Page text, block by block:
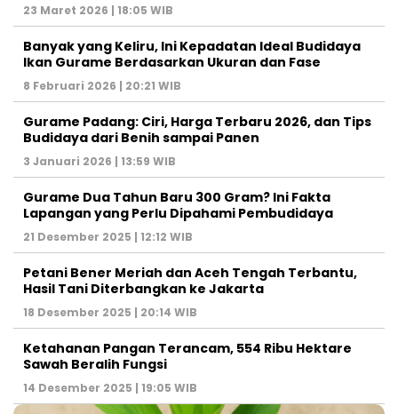
23 Maret 2026 | 18:05 WIB
Banyak yang Keliru, Ini Kepadatan Ideal Budidaya
Ikan Gurame Berdasarkan Ukuran dan Fase
8 Februari 2026 | 20:21 WIB
Gurame Padang: Ciri, Harga Terbaru 2026, dan Tips
Budidaya dari Benih sampai Panen
3 Januari 2026 | 13:59 WIB
Gurame Dua Tahun Baru 300 Gram? Ini Fakta
Lapangan yang Perlu Dipahami Pembudidaya
21 Desember 2025 | 12:12 WIB
Petani Bener Meriah dan Aceh Tengah Terbantu,
Hasil Tani Diterbangkan ke Jakarta
18 Desember 2025 | 20:14 WIB
Ketahanan Pangan Terancam, 554 Ribu Hektare
Sawah Beralih Fungsi
14 Desember 2025 | 19:05 WIB